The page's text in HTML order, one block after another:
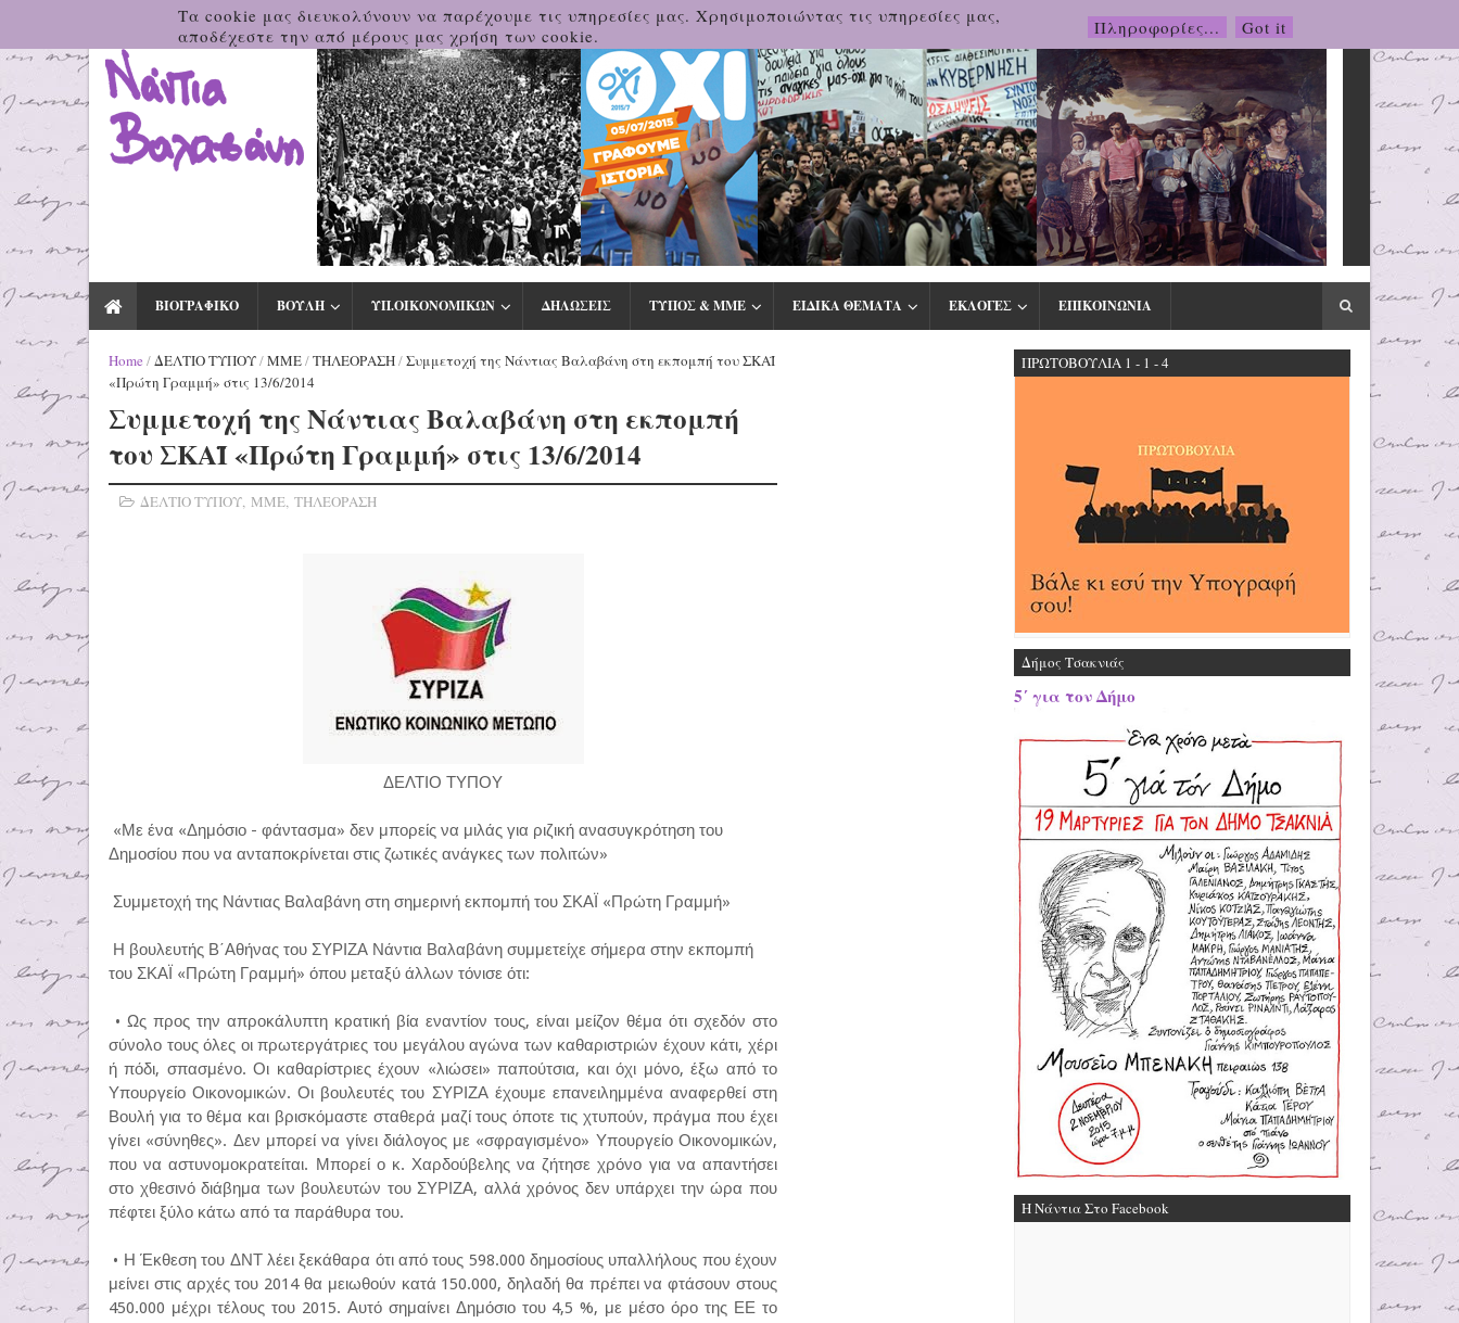
ΒΙΟΓΡΑΦΙΚΟ ΒΟΥΛΗ ΥΠ.ΟΙΚΟΝΟΜΙΚΩΝ ΔΗΛΩΣΕΙΣ ΤΥΠΟΣ & ΜΜΕ ΕΙΔΙΚΑ ΘΕΜΑΤΑ ΕΚΛΟΓΕΣ ΕΠΙΚΟΙΝΩΝΙΑ
Home /ΔΕΛΤΙΟ ΤΥΠΟΥ/ΜΜΕ/ΤΗΛΕΟΡΑΣΗ/Συμμετοχή της Νάντιας Βαλαβάνη στη εκπομπή του ΣΚΑΪ
«Πρώτη Γραμμή» στις 13/6/2014
Συμμετοχή της Νάντιας Βαλαβάνη στη εκπομπή
του ΣΚΑΪ «Πρώτη Γραμμή» στις 13/6/2014
ΔΕΛΤΙΟ ΤΥΠΟΥ, ΜΜΕ, ΤΗΛΕΟΡΑΣΗ
ΔΕΛΤΙΟ ΤΥΠΟΥ
«Με ένα «Δημόσιο - φάντασμα» δεν μπορείς να μιλάς για ριζική ανασυγκρότηση του
Δημοσίου που να ανταποκρίνεται στις ζωτικές ανάγκες των πολιτών»
Συμμετοχή της Νάντιας Βαλαβάνη στη σημερινή εκπομπή του ΣΚΑΪ «Πρώτη Γραμμή»
Η βουλευτής Β΄Αθήνας του ΣΥΡΙΖΑ Νάντια Βαλαβάνη συμμετείχε σήμερα στην εκπομπή
του ΣΚΑΪ «Πρώτη Γραμμή» όπου μεταξύ άλλων τόνισε ότι:
• Ως προς την απροκάλυπτη κρατική βία εναντίον τους, είναι μείζον θέμα ότι σχεδόν στο
σύνολο τους όλες οι πρωτεργάτριες του μεγάλου αγώνα των καθαριστριών έχουν κάτι, χέρι
ή πόδι, σπασμένο. Οι καθαρίστριες έχουν «λιώσει» παπούτσια, και όχι μόνο, έξω από το
Υπουργείο Οικονομικών. Οι βουλευτές του ΣΥΡΙΖΑ έχουμε επανειλημμένα αναφερθεί στη
Βουλή για το θέμα και βρισκόμαστε σταθερά μαζί τους όποτε τις χτυπούν, πράγμα που έχει
γίνει «σύνηθες». Δεν μπορεί να γίνει διάλογος με «σφραγισμένο» Υπουργείο Οικονομικών,
που να αστυνομοκρατείται. Μπορεί ο κ. Χαρδούβελης να ζήτησε χρόνο για να απαντήσει
στο χθεσινό διάβημα των βουλευτών του ΣΥΡΙΖΑ, αλλά χρόνος δεν υπάρχει την ώρα που
πέφτει ξύλο κάτω από τα παράθυρα του.
• Η Έκθεση του ΔΝΤ λέει ξεκάθαρα ότι από τους 598.000 δημοσίους υπαλλήλους που έχουν
μείνει στις αρχές του 2014 θα μειωθούν κατά 150.000, δηλαδή θα πρέπει να φτάσουν στους
450.000 μέχρι τέλους του 2015. Αυτό σημαίνει Δημόσιο του 4,5 %, με μέσο όρο της ΕΕ το
ΠΡΩΤΟΒΟΥΛΙΑ 1 - 1 - 4
Δήμος Τσακνιάς
5΄ για τον Δήμο
Η Νάντια Στο Facebook
Τα cookie μας διευκολύνουν να παρέχουμε τις υπηρεσίες μας. Χρησιμοποιώντας τις υπηρεσίες μας,
αποδέχεστε την από μέρους μας χρήση των cookie.
Πληροφορίες... Got it